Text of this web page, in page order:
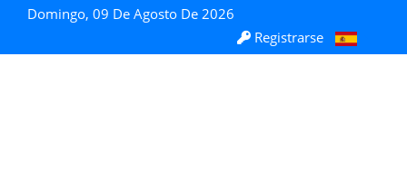
Domingo, 09 De Agosto De 2026
Registrarse